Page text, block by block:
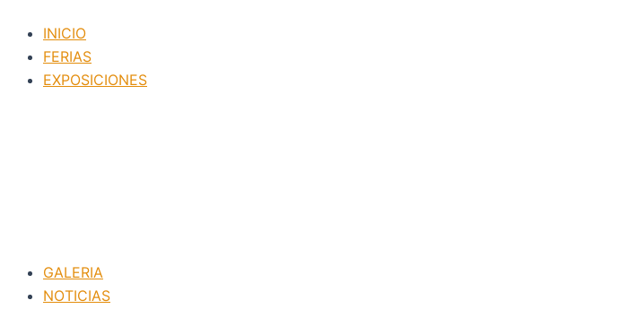
contenido
INICIO
FERIAS
EXPOSICIONES
GALERIA
NOTICIAS
de
entradas